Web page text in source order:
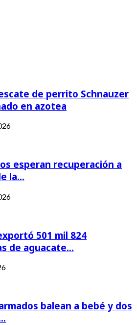
de perrito Schnauzer
en azotea
esperan recuperación a
la…
501 mil 824
de aguacate…
balean a bebé y dos